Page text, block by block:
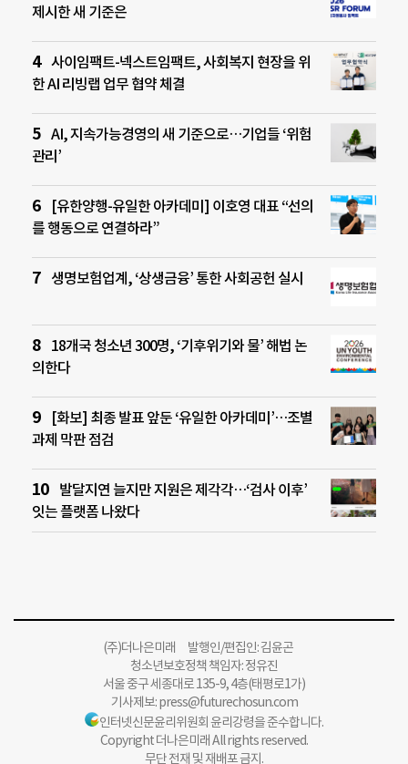
제시한 새 기준은
사이임팩트-넥스트임팩트, 사회복지 현장을 위
한 AI 리빙랩 업무 협약 체결
AI, 지속가능경영의 새 기준으로…기업들 ‘위험
관리’
[유한양행-유일한 아카데미] 이호영 대표 “선의
를 행동으로 연결하라”
생명보험업계, ‘상생금융’ 통한 사회공헌 실시
18개국 청소년 300명, ‘기후위기와 물’ 해법 논
의한다
[화보] 최종 발표 앞둔 ‘유일한 아카데미’…조별
과제 막판 점검
발달지연 늘지만 지원은 제각각…‘검사 이후’
잇는 플랫폼 나왔다
(주)더나은미래 발행인/편집인: 김윤곤
청소년보호정책 책임자: 정유진
서울 중구 세종대로 135-9, 4층(태평로1가)
기사제보:press@futurechosun.com
인터넷신문윤리위원회 윤리강령을 준수합니다.
Copyright 더나은미래 All rights reserved.
무단 전재 및 재배포 금지.